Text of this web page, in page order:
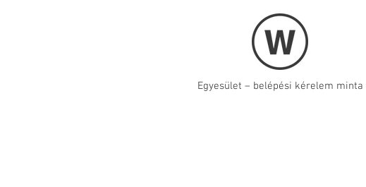
Egyesület – belépési kérelem minta